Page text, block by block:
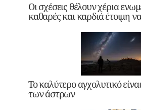
Οι σχέσεις θέλουν χέρια
καθαρές και καρδιά έτοιμη
Το καλύτερο αγχολυτικό
των άστρων